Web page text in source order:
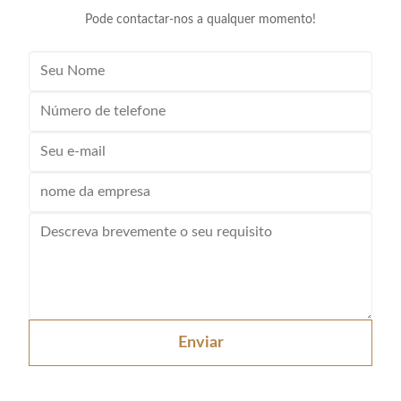
Pode contactar-nos a qualquer momento!
Enviar